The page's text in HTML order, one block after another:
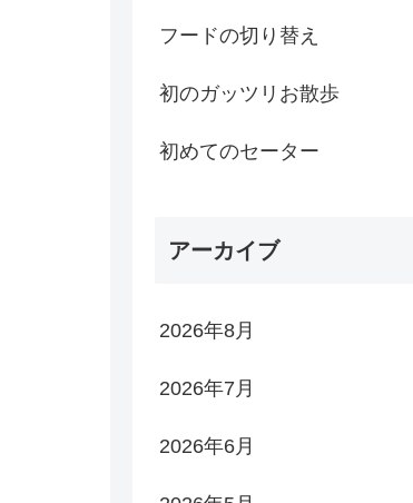
フードの切り替え
初のガッツリお散歩
初めてのセーター
アーカイブ
2026年8月
2026年7月
2026年6月